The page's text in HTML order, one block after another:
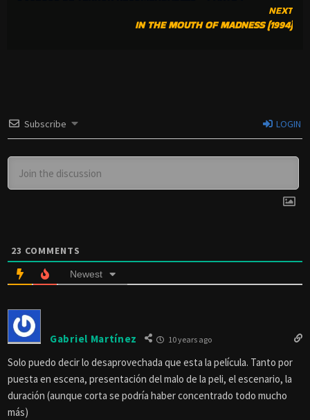
NEXT
IN THE MOUTH OF MADNESS (1994)
Subscribe LOGIN
23 COMMENTS
Newest
Gabriel Martínez 10 years ago
Solo puedo decir lo desaprovechada que esta la película. Tanto por
puesta en escena, presentación del malo de la peli, el escenario, la
duración (aunque corta se podría haber concentrado todo mucho
más)